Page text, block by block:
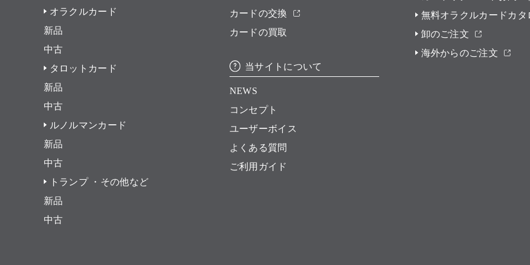
オラクルカード
新品
中古
タロットカード
新品
中古
ルノルマンカード
新品
中古
トランプ ・その他など
新品
中古
カードの交換
カードの買取
当サイトについて
NEWS
コンセプト
ユーザーボイス
よくある質問
ご利用ガイド
無料オラクルカードカタ
卸のご注文
海外からのご注文